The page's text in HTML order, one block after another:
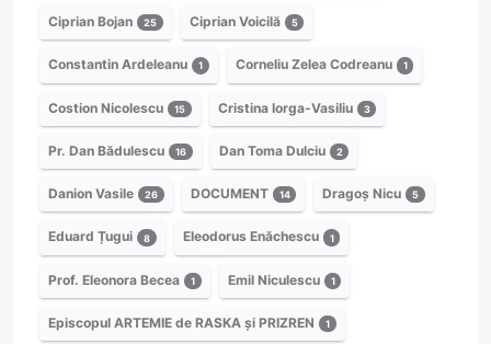
Ciprian Bojan 25 Ciprian Voicilă 5
Constantin Ardeleanu 1 Corneliu Zelea Codreanu 1
Costion Nicolescu 15 Cristina Iorga-Vasiliu 3
Pr. Dan Bădulescu 16 Dan Toma Dulciu 2
Danion Vasile 26 DOCUMENT 14 Dragoș Nicu 5
Eduard Țugui 8 Eleodorus Enăchescu 1
Prof. Eleonora Becea 1 Emil Niculescu 1
Episcopul ARTEMIE de RASKA și PRIZREN 1